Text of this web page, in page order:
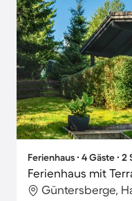
Ferienhaus ∙ 4 Gäste ∙
Ferienhaus mit
Güntersberge,